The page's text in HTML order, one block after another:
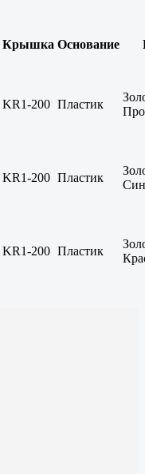
Крышка Основание
KR1-200 Пластик
KR1-200 Пластик
KR1-200 Пластик